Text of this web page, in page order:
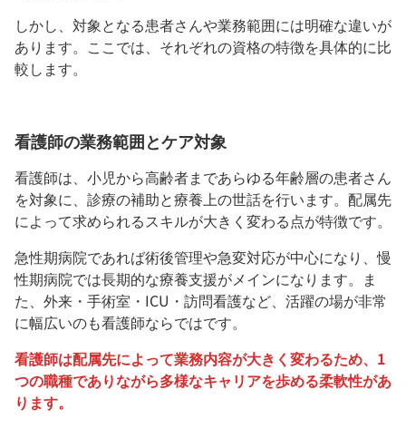
しかし、対象となる患者さんや業務範囲には明確な違いが
あります。ここでは、それぞれの資格の特徴を具体的に比
較します。
看護師の業務範囲とケア対象
看護師は、小児から高齢者まであらゆる年齢層の患者さん
を対象に、診療の補助と療養上の世話を行います。配属先
によって求められるスキルが大きく変わる点が特徴です。
急性期病院であれば術後管理や急変対応が中心になり、慢
性期病院では長期的な療養支援がメインになります。ま
た、外来・手術室・ICU・訪問看護など、活躍の場が非常
に幅広いのも看護師ならではです。
看護師は配属先によって業務内容が大きく変わるため、1
つの職種でありながら多様なキャリアを歩める柔軟性があ
ります。